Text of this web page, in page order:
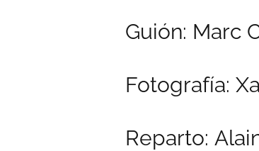
Guión: Marc
Fotografía:
Reparto: